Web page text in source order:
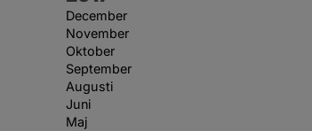
December
November
Oktober
September
Augusti
Juni
Maj